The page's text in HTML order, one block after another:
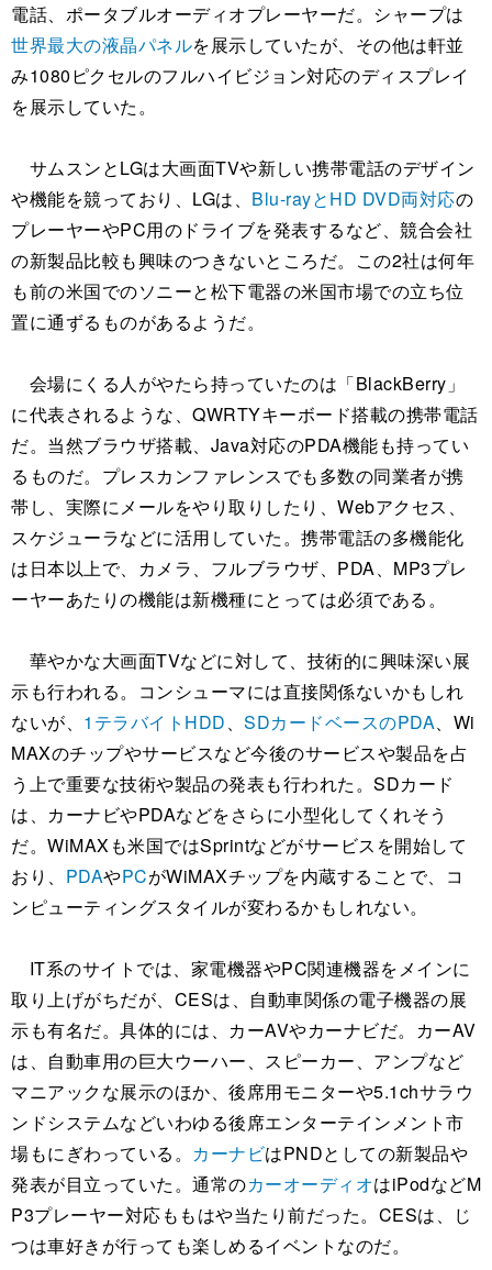
電話、ポータブルオーディオプレーヤーだ。シャープは
世界最大の液晶パネルを展示していたが、その他は軒並
み1080ピクセルのフルハイビジョン対応のディスプレイ
を展示していた。
サムスンとLGは大画面TVや新しい携帯電話のデザイン
や機能を競っており、LGは、 Blu-rayとHD DVD両対応の
プレーヤーやPC用のドライブを発表するなど、競合会社
の新製品比較も興味のつきないところだ。この2社は何年
も前の米国でのソニーと松下電器の米国市場での立ち位
置に通ずるものがあるようだ。
会場にくる人がやたら持っていたのは「BlackBerry」
に代表されるような、QWRTYキーボード搭載の携帯電話
だ。当然ブラウザ搭載、Java対応のPDA機能も持ってい
るものだ。プレスカンファレンスでも多数の同業者が携
帯し、実際にメールをやり取りしたり、Webアクセス、
スケジューラなどに活用していた。携帯電話の多機能化
は日本以上で、カメラ、フルブラウザ、PDA、MP3プレ
ーヤーあたりの機能は新機種にとっては必須である。
華やかな大画面TVなどに対して、技術的に興味深い展
示も行われる。コンシューマには直接関係ないかもしれ
ないが、 1テラバイトHDD、 SDカードベースのPDA、Wi
MAXのチップやサービスなど今後のサービスや製品を占
う上で重要な技術や製品の発表も行われた。SDカード
は、カーナビやPDAなどをさらに小型化してくれそう
だ。WiMAXも米国ではSprintなどがサービスを開始して
おり、 PDAやPCがWiMAXチップを内蔵することで、コ
ンピューティングスタイルが変わるかもしれない。
IT系のサイトでは、家電機器やPC関連機器をメインに
取り上げがちだが、CESは、自動車関係の電子機器の展
示も有名だ。具体的には、カーAVやカーナビだ。カーAV
は、自動車用の巨大ウーハー、スピーカー、アンプなど
マニアックな展示のほか、後席用モニターや5.1chサラウ
ンドシステムなどいわゆる後席エンターテインメント市
場もにぎわっている。 カーナビはPNDとしての新製品や
発表が目立っていた。通常のカーオーディオはiPodなどM
P3プレーヤー対応ももはや当たり前だった。CESは、じ
つは車好きが行っても楽しめるイベントなのだ。